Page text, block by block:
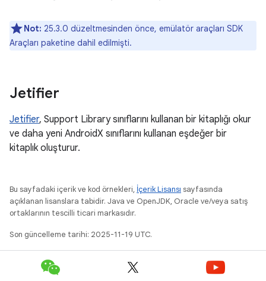
Not: 25.3.0 düzeltmesinden önce, emülatör araçları SDK
Araçları paketine dahil edilmişti.
Jetifier
Jetifier, Support Library sınıflarını kullanan bir kitaplığı okur
ve daha yeni AndroidX sınıflarını kullanan eşdeğer bir
kitaplık oluşturur.
Bu sayfadaki içerik ve kod örnekleri, İçerik Lisansı sayfasında
açıklanan lisanslara tabidir. Java ve OpenJDK, Oracle ve/veya satış
ortaklarının tescilli ticari markasıdır.
Son güncelleme tarihi: 2025-11-19 UTC.